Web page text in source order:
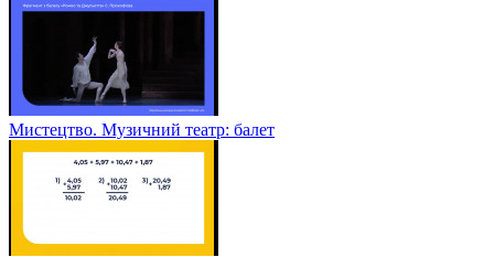
Мистецтво. Музичний театр: балет